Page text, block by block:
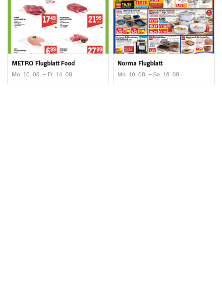
METRO Flugblatt Food
Mo. 10. 08. – Fr. 14. 08.
Norma Flugblatt
Mo. 10. 08. – So. 16. 08.